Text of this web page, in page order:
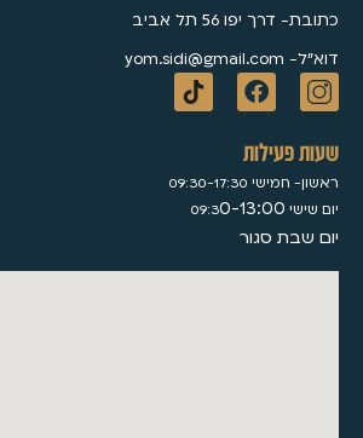
כתובת- דרך יפו 56 תל אביב
דוא״ל- yom.sidi@gmail.com
שעות פעילות
ראשון- חמישי 09:30-17:30
יום שישי 09:3 0-13:00
יום שבת סגור